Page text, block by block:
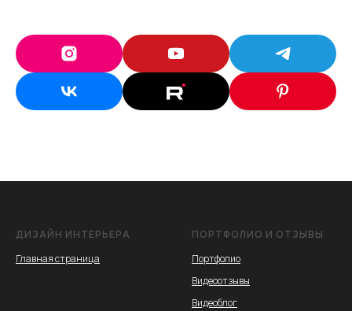
ДИЗАЙН ИНТЕРЬЕРА
Главная страница
ПОРТФОЛИО И ОТЗЫВЫ
Портфолио
Видеоотзывы
Видеоблог